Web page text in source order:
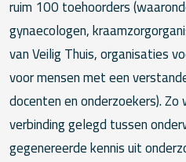
ruim 100 toehoorders
gynaecologen,
van Veilig Thuis, organisaties
voor mensen met een
docenten en onderzoekers).
verbinding gelegd tussen
gegenereerde kennis uit